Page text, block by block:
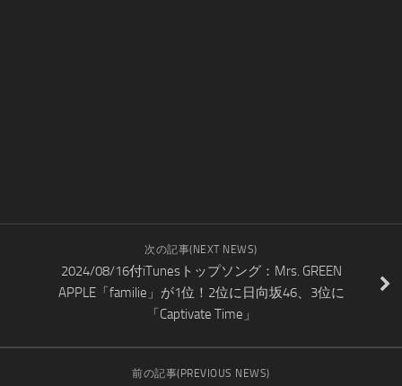
次の記事(NEXT NEWS)
2024/08/16付iTunesトップソング：Mrs. GREEN
APPLE「familie」が1位！2位に日向坂46、3位に
「Captivate Time」
前の記事(PREVIOUS NEWS)